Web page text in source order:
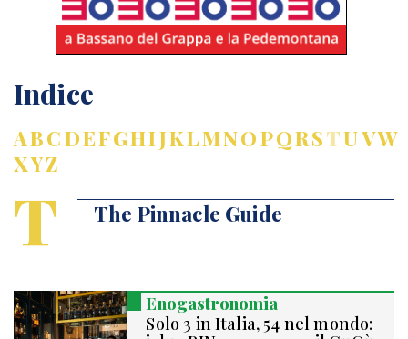
Indice
ABCDEFGHIJKLMNOPQRSTUVW
XYZ
T The Pinnacle Guide
Enogastronomia
Solo 3 in Italia, 54 nel mondo: